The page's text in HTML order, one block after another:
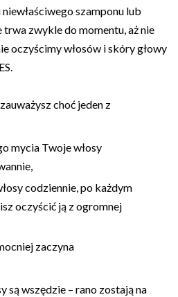
szamponu lub
zwykle do momentu, aż nie
oczyścimy włosów i skóry głowy
choć jeden z
mycia Twoje włosy
codziennie, po każdym
oczyścić ją z ogromnej
zaczyna
są wszędzie – rano zostają na